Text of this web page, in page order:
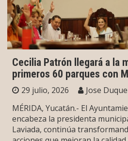
Cecilia Patrón llegará a la
primeros 60 parques con
29 julio, 2026 Jose Duque
MÉRIDA, Yucatán.- El
encabeza la presidenta
Laviada, continúa